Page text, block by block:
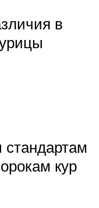
в
стандартам
кур